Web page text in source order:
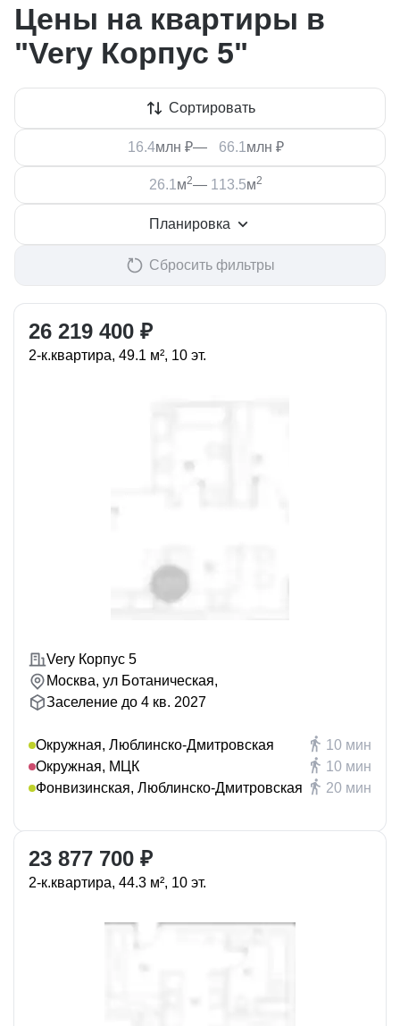
Цены на квартиры в
"Very Корпус 5"
Сортировать
млн ₽— млн ₽
м2— м2
Планировка
Сбросить фильтры
26 219 400 ₽
2-к.квартира, 49.1 м², 10 эт.
Very Корпус 5
Москва, ул Ботаническая,
Заселение до 4 кв. 2027
Окружная, Люблинско-Дмитровская
10 мин
Окружная, МЦК
10 мин
Фонвизинская, Люблинско-Дмитровская
20 мин
23 877 700 ₽
2-к.квартира, 44.3 м², 10 эт.